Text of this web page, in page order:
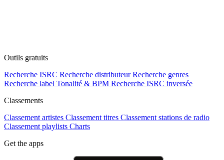
Outils gratuits
Recherche ISRC Recherche distributeur Recherche genres
Recherche label Tonalité & BPM Recherche ISRC inversée
Classements
Classement artistes Classement titres Classement stations de radio
Classement playlists Charts
Get the apps